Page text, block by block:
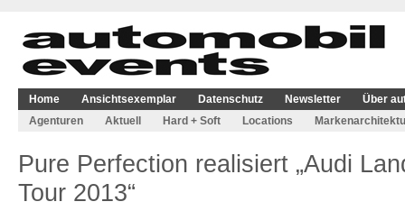
Home Ansichtsexemplar Datenschutz Newsletter
Über
Agenturen
Aktuell Hard + Soft Locations
Pure Perfection realisiert „Audi
Tour 2013“